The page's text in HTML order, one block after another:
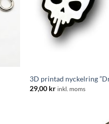
3D printad nyckelring
29,00 kr inkl. moms